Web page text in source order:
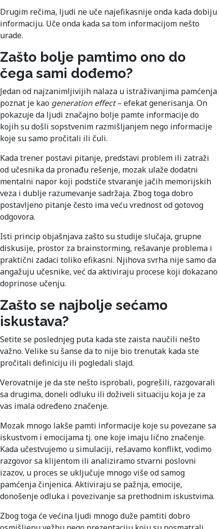
Drugim rečima, ljudi ne uče najefikasnije onda kada dobiju
informaciju. Uče onda kada sa tom informacijom nešto
urade.
Zašto bolje pamtimo ono do
čega sami dođemo?
Jedan od najzanimljivijih nalaza u istraživanjima pamćenja
poznat je kao generation effect– efekat generisanja. On
pokazuje da ljudi značajno bolje pamte informacije do
kojih su došli sopstvenim razmišljanjem nego informacije
koje su samo pročitali ili čuli.
Kada trener postavi pitanje, predstavi problem ili zatraži
od učesnika da pronađu rešenje, mozak ulaže dodatni
mentalni napor koji podstiče stvaranje jačih memorijskih
veza i dublje razumevanje sadržaja. Zbog toga dobro
postavljeno pitanje često ima veću vrednost od gotovog
odgovora.
Isti princip objašnjava zašto su studije slučaja, grupne
diskusije, prostor za brainstorming, rešavanje problema i
praktični zadaci toliko efikasni. Njihova svrha nije samo da
angažuju učesnike, već da aktiviraju procese koji dokazano
doprinose učenju.
Zašto se najbolje sećamo
iskustava?
Setite se poslednjeg puta kada ste zaista naučili nešto
važno. Velike su šanse da to nije bio trenutak kada ste
pročitali definiciju ili pogledali slajd.
Verovatnije je da ste nešto isprobali, pogrešili, razgovarali
sa drugima, doneli odluku ili doživeli situaciju koja je za
vas imala određeno značenje.
Mozak mnogo lakše pamti informacije koje su povezane sa
iskustvom i emocijama tj. one koje imaju lično značenje.
Kada učestvujemo u simulaciji, rešavamo konflikt, vodimo
razgovor sa klijentom ili analiziramo stvarni poslovni
izazov, u proces se uključuje mnogo više od samog
pamćenja činjenica. Aktiviraju se pažnja, emocije,
donošenje odluka i povezivanje sa prethodnim iskustvima.
Zbog toga će većina ljudi mnogo duže pamtiti dobro